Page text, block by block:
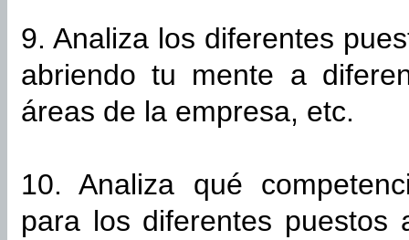
9. Analiza los diferentes
abriendo tu mente a
áreas de la empresa, etc.
10. Analiza qué
para los diferentes puestos